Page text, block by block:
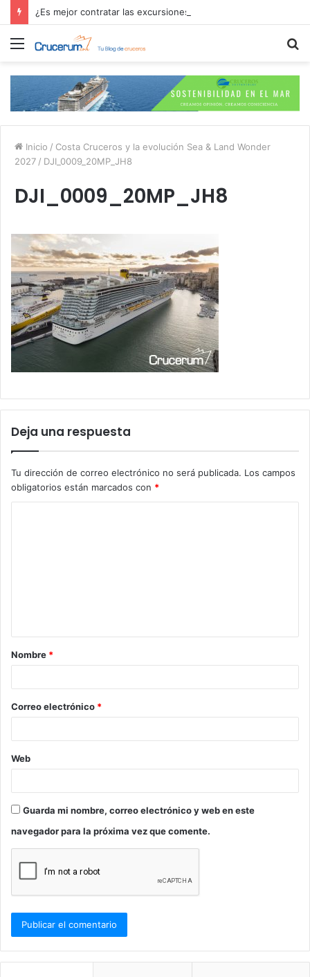
Menú
Inicio / Costa Cruceros y la evolución Sea & Land Wonder
2027 / DJI_0009_20MP_JH8
DJI_0009_20MP_JH8
Deja una respuesta
Tu dirección de correo electrónico no será publicada. Los campos
obligatorios están marcados con *
a
r
*
Nombre *
Correo electrónico *
Web
Guarda mi nombre, correo electrónico y web en este
navegador para la próxima vez que comente.